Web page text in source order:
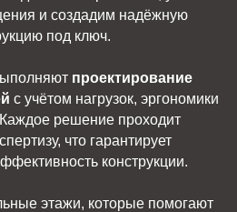
и создадим надёжную
под ключ.
проектирование
с учётом нагрузок, эргономики
решение проходит
что гарантирует
конструкции.
этажи, которые помогают